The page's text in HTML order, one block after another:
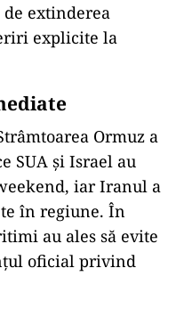
extinderea
explicite la
Ormuz a
SUA și Israel au
iar Iranul a
în regiune. În
au ales să evite
oficial privind